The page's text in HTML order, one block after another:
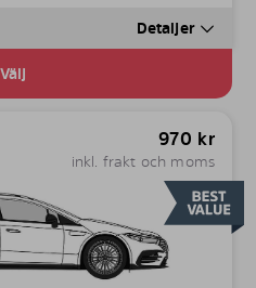
Detaljer
Välj
970 kr
inkl. frakt och moms